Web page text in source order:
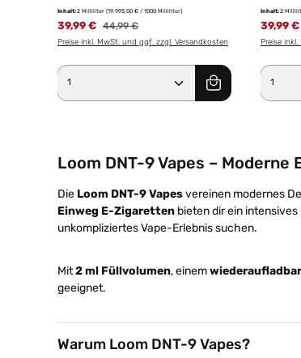
Inhalt:2 Milliliter (19.995,00 € / 1000 Milliliter)
39,99 € Regulärer Preis:
44,99 €
Preise inkl. MwSt. und ggf. zzgl. Versandkosten
Produkt Anzahl: Gib den
Inhalt:2
39,99 €
Preise
Loom DNT-9 Vapes –
Die Loom DNT-9 Vapesvereinen modernes
Einweg E-Zigaretten bieten dir ein
unkompliziertes Vape-Erlebnis suchen.
Mit2 ml Füllvolumen, einem
geeignet.
Warum Loom DNT-9 Vapes?